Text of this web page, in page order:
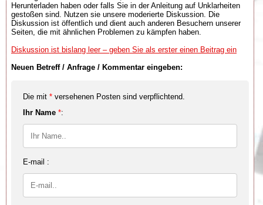
Herunterladen haben oder falls Sie in der Anleitung auf Unklarheiten
gestoßen sind. Nutzen sie unsere moderierte Diskussion. Die
Diskussion ist öffentlich und dient auch anderen Besuchern unserer
Seiten, die mit ähnlichen Problemen zu kämpfen haben.
Diskussion ist bislang leer – geben Sie als erster einen Beitrag ein
Neuen Betreff / Anfrage / Kommentar eingeben:
Die mit * versehenen Posten sind verpflichtend.
Ihr Name *:
E-mail :